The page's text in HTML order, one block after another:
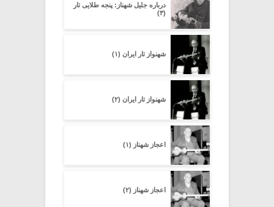
درباره جلیل شهناز: پنجه طلایى تار
(۳)
شهنواز تار ایران (۱)
شهنواز تار ایران (۲)
اعجاز شهناز (۱)
اعجاز شهناز (۲)